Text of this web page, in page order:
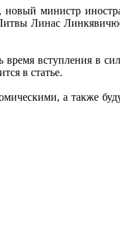
новый министр
Линас
вступления в
в статье.
а также